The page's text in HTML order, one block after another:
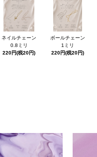
ネイルチェーン
0.8ミリ
220円(税20円)
ボールチェーン
1ミリ
220円(税20円)